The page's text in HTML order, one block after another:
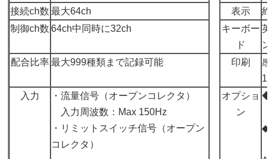
接続ch数 最大64ch 表示
制御ch数 64ch中同時に32ch
キーボー
ド
配合比率 最大999種類まで記録可能 印刷
入力
・流量信号（オープンコレクタ）
入力周波数：Max 150Hz
・リミットスイッチ信号（オープン
コレクタ）
オプショ
ン
◆
◆